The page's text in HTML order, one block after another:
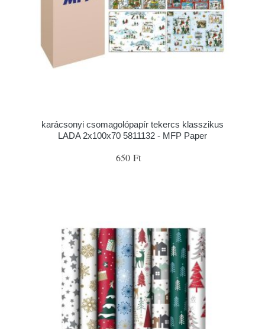
karácsonyi csomagolópapír tekercs klasszikus
LADA 2x100x70 5811132 - MFP Paper
650 Ft